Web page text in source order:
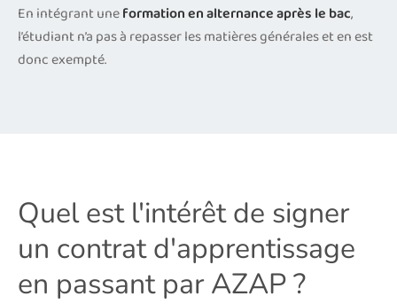
En intégrant uneformation en alternance après le bac,
l’étudiant n’a pas à repasser les matières générales et en est
donc exempté.
Quel est l'intérêt de signer
un contrat d'apprentissage
en passant par AZAP ?